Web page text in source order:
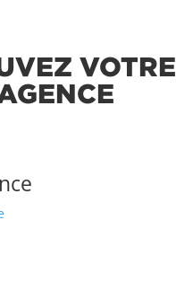
VOTRE